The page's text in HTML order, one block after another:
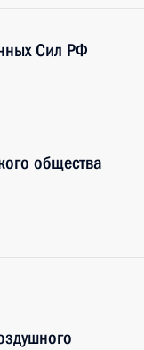
Сил РФ
общества